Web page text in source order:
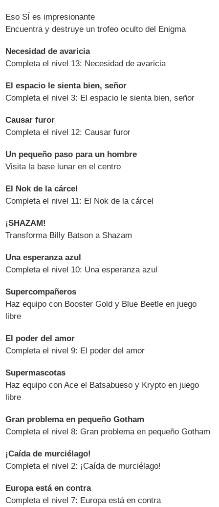
Eso SÍ es impresionante
Encuentra y destruye un trofeo oculto del Enigma
Necesidad de avaricia
Completa el nivel 13: Necesidad de avaricia
El espacio le sienta bien, señor
Completa el nivel 3: El espacio le sienta bien, señor
Causar furor
Completa el nivel 12: Causar furor
Un pequeño paso para un hombre
Visita la base lunar en el centro
El Nok de la cárcel
Completa el nivel 11: El Nok de la cárcel
¡SHAZAM!
Transforma Billy Batson a Shazam
Una esperanza azul
Completa el nivel 10: Una esperanza azul
Supercompañeros
Haz equipo con Booster Gold y Blue Beetle en juego
libre
El poder del amor
Completa el nivel 9: El poder del amor
Supermascotas
Haz equipo con Ace el Batsabueso y Krypto en juego
libre
Gran problema en pequeño Gotham
Completa el nivel 8: Gran problema en pequeño Gotham
¡Caída de murciélago!
Completa el nivel 2: ¡Caída de murciélago!
Europa está en contra
Completa el nivel 7: Europa está en contra